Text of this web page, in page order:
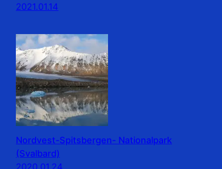
2021.01.14
Nordvest-Spitsbergen- Nationalpark
(Svalbard)